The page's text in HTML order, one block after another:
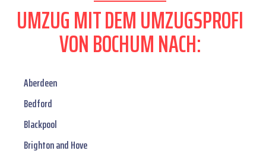
UMZUG MIT DEM UMZUGSPROFI
VON BOCHUM NACH:
Aberdeen
Bedford
Blackpool
Brighton and Hove